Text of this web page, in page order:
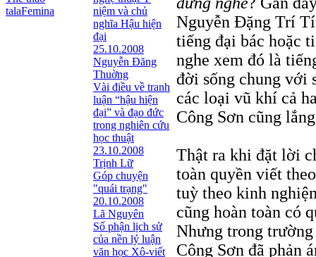
talaFemina
niệm và chủ
nghĩa Hậu hiện
đại
25.10.2008
Nguyễn Đăng
Thuờng
Vài điều về tranh
luận “hậu hiện
đại” và đạo đức
trong nghiên cứu
học thuật
23.10.2008
Trịnh Lữ
Góp chuyện
"quái trạng"
20.10.2008
Lã Nguyên
Số phận lịch sử
của nền lý luận
văn học Xô-viết
Nguyễn Đặng Trí
tiếng đại bác hoặc
nghe xem đó là
đời sống chung với
các loại vũ khí cả
Công Sơn cũng
Thật ra khi đặt lời
toàn quyền viết
tuỳ theo kinh
cũng hoàn toàn có
Nhưng trong
Công Sơn đã phản